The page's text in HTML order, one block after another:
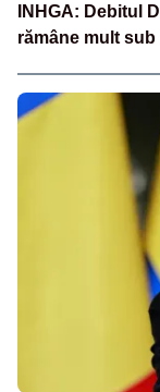
INHGA: Debitul
rămâne mult